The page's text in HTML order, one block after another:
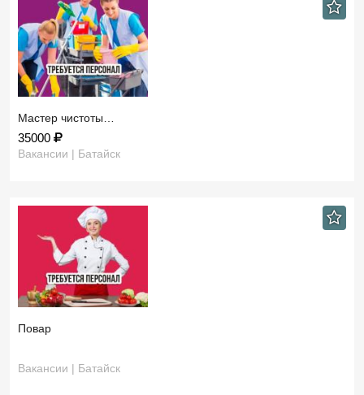
Мастер чистоты…
35000
Вакансии | Батайск
Повар
Вакансии | Батайск